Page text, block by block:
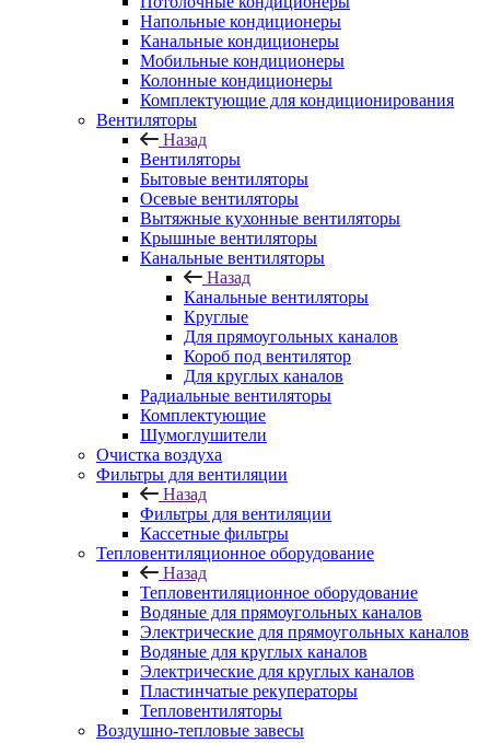
Напольные кондиционеры
Канальные кондиционеры
Мобильные кондиционеры
Колонные кондиционеры
Комплектующие для кондиционирования
Вентиляторы
Назад
Вентиляторы
Бытовые вентиляторы
Осевые вентиляторы
Вытяжные кухонные вентиляторы
Крышные вентиляторы
Канальные вентиляторы
Назад
Канальные вентиляторы
Круглые
Для прямоугольных каналов
Короб под вентилятор
Для круглых каналов
Радиальные вентиляторы
Комплектующие
Шумоглушители
Очистка воздуха
Фильтры для вентиляции
Назад
Фильтры для вентиляции
Кассетные фильтры
Тепловентиляционное оборудование
Назад
Тепловентиляционное оборудование
Водяные для прямоугольных каналов
Электрические для прямоугольных каналов
Водяные для круглых каналов
Электрические для круглых каналов
Пластинчатые рекуператоры
Тепловентиляторы
Воздушно-тепловые завесы